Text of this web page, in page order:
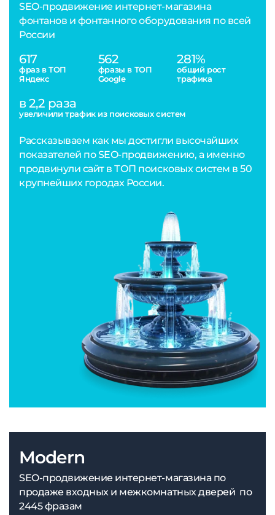
SEO-продвижение интернет-магазина
фонтанов и фонтанного оборудования по всей
России
617
фраз в ТОП
Яндекс
562
фразы в ТОП
Google
281%
общий рост
трафика
в 2,2 раза
увеличили трафик из поисковых систем
Рассказываем как мы достигли высочайших
показателей по SEO-продвижению, а именно
продвинули сайт в ТОП поисковых систем в 50
крупнейших городах России.
Modern
SEO-продвижение интернет-магазина по
продаже входных и межкомнатных дверей по
2445 фразам